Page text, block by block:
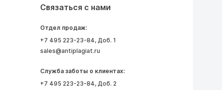
Связаться с нами
Отдел продаж:
+7 495 223-23-84, Доб. 1
sales@antiplagiat.ru
Служба заботы о клиентах:
+7 495 223-23-84, Доб. 2